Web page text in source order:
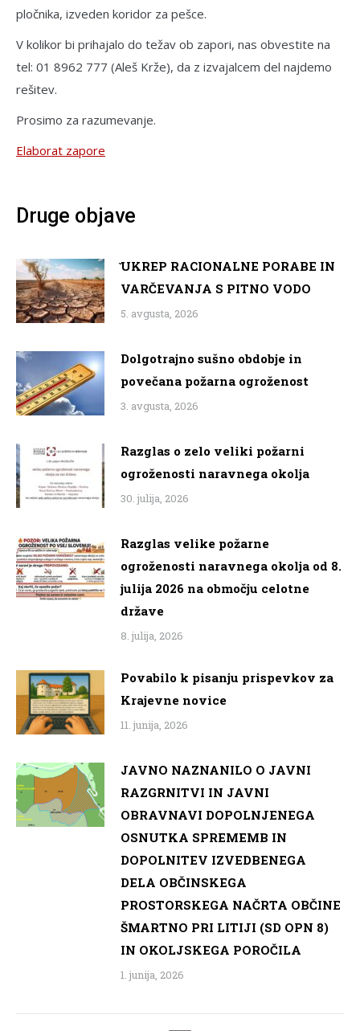
pločnika, izveden koridor za pešce.
V kolikor bi prihajalo do težav ob zapori, nas obvestite na
tel: 01 8962 777 (Aleš Krže), da z izvajalcem del najdemo
rešitev.
Prosimo za razumevanje.
Elaborat zapore
Druge objave
̌UKREP RACIONALNE PORABE IN
VARČEVANJA S PITNO VODO
5. avgusta, 2026
Dolgotrajno sušno obdobje in
povečana požarna ogroženost
3. avgusta, 2026
Razglas o zelo veliki požarni
ogroženosti naravnega okolja
30. julija, 2026
Razglas velike požarne
ogroženosti naravnega okolja od 8.
julija 2026 na območju celotne
države
8. julija, 2026
Povabilo k pisanju prispevkov za
Krajevne novice
11. junija, 2026
JAVNO NAZNANILO O JAVNI
RAZGRNITVI IN JAVNI
OBRAVNAVI DOPOLNJENEGA
OSNUTKA SPREMEMB IN
DOPOLNITEV IZVEDBENEGA
DELA OBČINSKEGA
PROSTORSKEGA NAČRTA OBČINE
ŠMARTNO PRI LITIJI (SD OPN 8)
IN OKOLJSKEGA POROČILA
1. junija, 2026